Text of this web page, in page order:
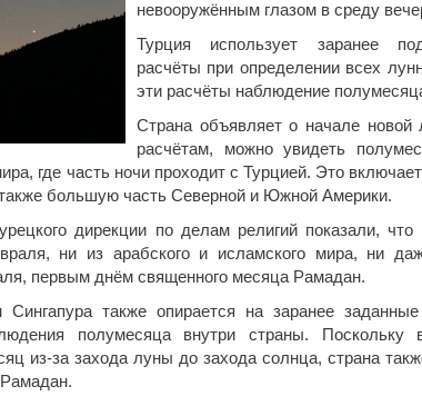
невооружённым глазом в среду
Турция использует заранее
расчёты при определении всех
эти расчёты наблюдение
Страна объявляет о начале новой
расчётам, можно увидеть
где часть ночи проходит с Турцией. Это
большую часть Северной и Южной Америки.
дирекции по делам религий показали,
ни из арабского и исламского мира, ни
первым днём священного месяца Рамадан.
также опирается на заранее
полумесяца внутри страны.
из-за захода луны до захода солнца, страна